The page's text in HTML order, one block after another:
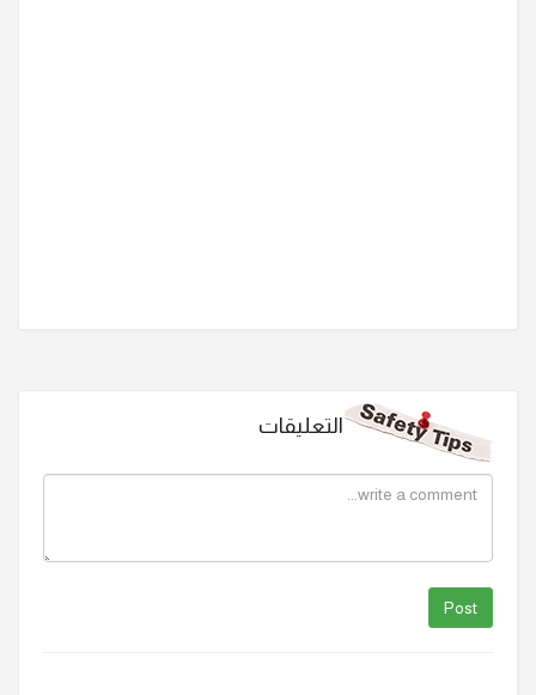
التعليقات